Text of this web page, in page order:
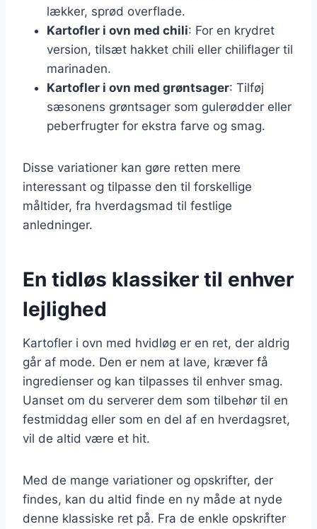
lækker, sprød overflade.
Kartofler i ovn med chili: For en krydret
version, tilsæt hakket chili eller chiliflager til
marinaden.
Kartofler i ovn med grøntsager: Tilføj
sæsonens grøntsager som gulerødder eller
peberfrugter for ekstra farve og smag.
Disse variationer kan gøre retten mere
interessant og tilpasse den til forskellige
måltider, fra hverdagsmad til festlige
anledninger.
En tidløs klassiker til enhver
lejlighed
Kartofler i ovn med hvidløg er en ret, der aldrig
går af mode. Den er nem at lave, kræver få
ingredienser og kan tilpasses til enhver smag.
Uanset om du serverer dem som tilbehør til en
festmiddag eller som en del af en hverdagsret,
vil de altid være et hit.
Med de mange variationer og opskrifter, der
findes, kan du altid finde en ny måde at nyde
denne klassiske ret på. Fra de enkle opskrifter